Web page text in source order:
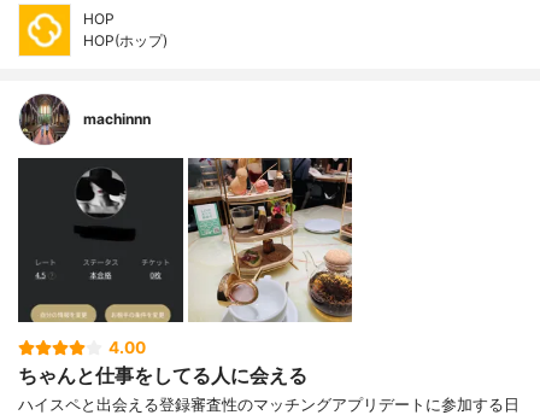
HOP
HOP(ホップ)
machinnn
4.00
ちゃんと仕事をしてる人に会える
ハイスペと出会える登録審査性のマッチングアプリデートに参加する日